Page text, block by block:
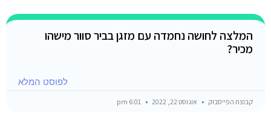
המלצה לחושה נחמדה עם מזגן בביר סוור מישהו
מכיר?
לפוסט המלא
קבוצת הפייסבוק אוגוסט 22, 2022